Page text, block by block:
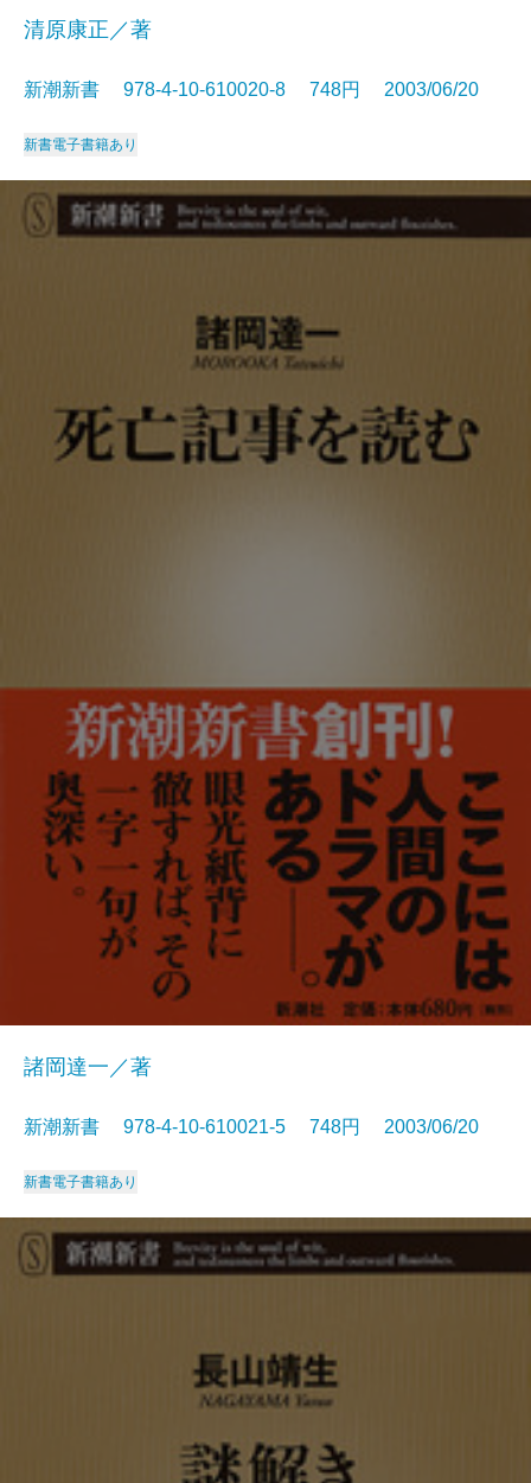
清原康正／著
新潮新書 978-4-10-610020-8 748円 2003/06/20
新書電子書籍あり
諸岡達一／著
新潮新書 978-4-10-610021-5 748円 2003/06/20
新書電子書籍あり